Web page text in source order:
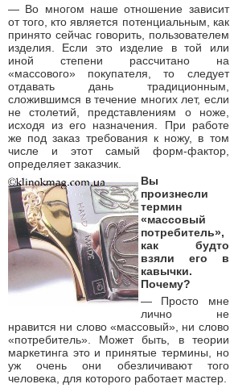
— Во многом наше отношение зависит
от того, кто является потенциальным, как
принято сейчас говорить, пользователем
изделия. Если это изделие в той или
иной степени рассчитано на
«массового» покупателя, то следует
отдавать дань традиционным,
сложившимся в течение многих лет, если
не столетий, представлениям о ноже,
исходя из его назначения. При работе
же под заказ требования к ножу, в том
числе и этот самый форм-фактор,
определяет заказчик.
Вы
произнесли
термин
«массовый
потребитель»,
как будто
взяли его в
кавычки.
Почему?
— Просто мне
лично не
нравится ни слово «массовый», ни слово
«потребитель». Может быть, в теории
маркетинга это и принятые термины, но
уж очень они обезличивают того
человека, для которого работает мастер.